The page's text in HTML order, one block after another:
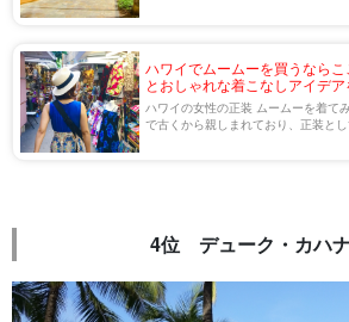
ハワイでムームーを買うなら
とおしゃれな着こなしアイデ
ハワイの女性の正装 ムームーを着て
で古くから親しまれており、正装と
4位 デューク・カハ